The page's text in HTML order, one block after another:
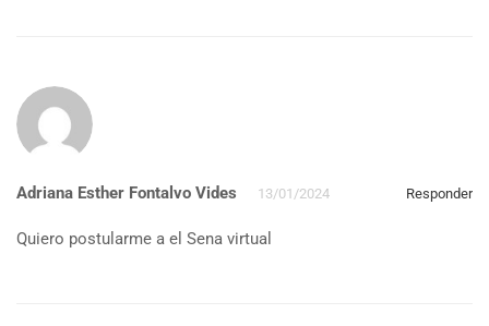
Adriana Esther Fontalvo Vides 13/01/2024 Responder
Quiero postularme a el Sena virtual